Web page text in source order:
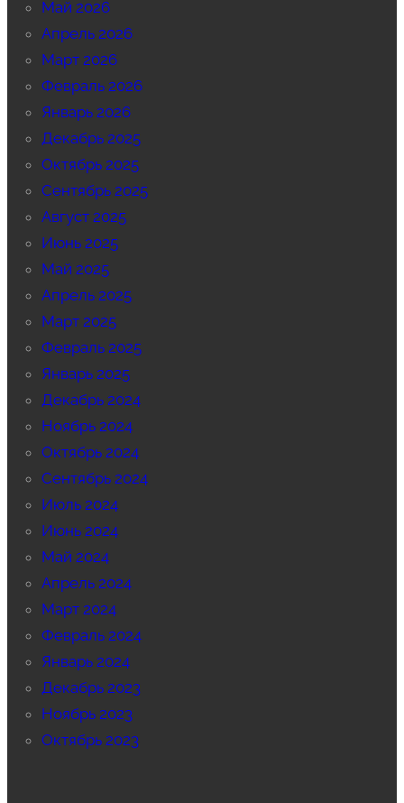
Май 2026
Апрель 2026
Март 2026
Февраль 2026
Январь 2026
Декабрь 2025
Октябрь 2025
Сентябрь 2025
Август 2025
Июнь 2025
Май 2025
Апрель 2025
Март 2025
Февраль 2025
Январь 2025
Декабрь 2024
Ноябрь 2024
Октябрь 2024
Сентябрь 2024
Июль 2024
Июнь 2024
Май 2024
Апрель 2024
Март 2024
Февраль 2024
Январь 2024
Декабрь 2023
Ноябрь 2023
Октябрь 2023